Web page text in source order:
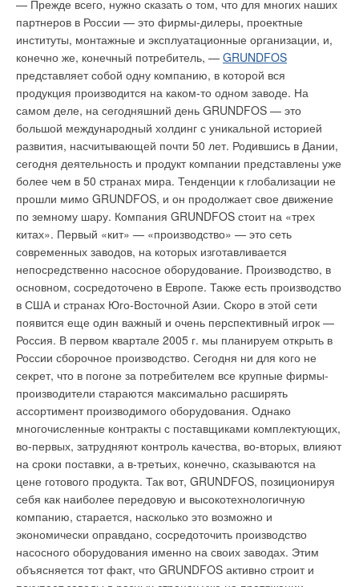
— Прежде всего, нужно сказать о том, что для многих наших
партнеров в России — это фирмы-дилеры, проектные
институты, монтажные и эксплуатационные организации, и,
конечно же, конечный потребитель, — GRUNDFOS
представляет собой одну компанию, в которой вся
продукция производится на каком-то одном заводе. На
самом деле, на сегодняшний день GRUNDFOS — это
большой международный холдинг с уникальной историей
развития, насчитывающей почти 50 лет. Родившись в Дании,
сегодня деятельность и продукт компании представлены уже
более чем в 50 странах мира. Тенденции к глобализации не
прошли мимо GRUNDFOS, и он продолжает свое движение
по земному шару. Компания GRUNDFOS стоит на «трех
китах». Первый «кит» — «производство» — это сеть
современных заводов, на которых изготавливается
непосредственно насосное оборудование. Производство, в
основном, сосредоточено в Европе. Также есть производство
в США и странах Юго-Восточной Азии. Скоро в этой сети
появится еще один важный и очень перспективный игрок —
Россия. В первом квартале 2005 г. мы планируем открыть в
России сборочное производство. Сегодня ни для кого не
секрет, что в погоне за потребителем все крупные фирмы-
производители стараются максимально расширять
ассортимент производимого оборудования. Однако
многочисленные контракты с поставщиками комплектующих,
во-первых, затрудняют контроль качества, во-вторых, влияют
на сроки поставки, а в-третьих, конечно, сказываются на
цене готового продукта. Так вот, GRUNDFOS, позиционируя
себя как наиболее передовую и высокотехнологичную
компанию, старается, насколько это возможно и
экономически оправдано, сосредоточить производство
насосного оборудования именно на своих заводах. Этим
объясняется тот факт, что GRUNDFOS активно строит и
минимуму (конечно, в рамках паспортных значений по
протоку) — температура воды на выходе из колонки будет во
всех кранах постоянной, без перепадов и гидравлических
ударов.
Сегодня это самые компактные проточные газовые
нагреватели в мире, их размеры — 580і310і220 мм. На
российский рынок поставляются две модели мощностью
17,3 кВт — WR10P c пьезорозжигом и WR10G c розжигом от
микрогидрогенератора HydroPower. Компактность и удобство
в эксплуатации высоко оценят и монтажники, и
пользователи. Новый настенный котел Euroline ZW 23-1
отличается как усовершенствованным дизайном, так и
уменьшенными, по сравнению с предыдущей моделью ZW
23, габаритами — 700і400і295 мм. В новой модели
применен трехходовый переключатель с сервоприводом,
установлен трехступенчатый насос и усовершенствован
гидравлический блок. Впервые предлагается рельефный
дизайн панели управления для людей со слабым зрением.
КомпанияBuderus Heiztechnik (Германия) начала поставку
на российский рынок новых атмосферных чугунных котлов
серий G124WS, G234WS. Их бесспорным преимуществом
является возможность стабильной работы в газовых сетях с
низким давлением, что актуально для России.
Котлы работают без снижения мощности до подаваемого
давления газа 10 мбар. При этом серии G124WS и G234WS
сохранили качества, которые принесли популярность сериям
G124 и G234, — надежность, экономичность, компактность и
отличный дизайн. Серия G124WS закрывает диапазон
мощностей от 9 до 32 кВт, серия G234WS — от 38 до 60 кВт.
Все котлы могут быть оснащены системами управления
Logamatic 2107 и Logamatic 4212, а также комбинироваться с
направлением в работе компании. Открытия в смежных
отраслях — электронике, робототехнике, системах
автоматизации, глобальной навигации и спутниковой связи
— позволяют ей создавать наиболее умную и надежную
технику категории «люкс». В течение последних лет
«Мицубиси Электрик» является лидером высоких технологий
в области кондиционирования воздуха. Вся линейка
оборудования относится к классу «люкс». Все кондиционеры
«Мицубиси Электрик» используют принципы fuzzy logic,
отличительными особенностями климатического
оборудования также являются самый низкий уровень шума,
экономичность и высокая надежность.
Основные направления развития систем
кондиционирования
Принципиальных изменений в устройстве кондиционера с
момента запуска в серию сплит-систем в 1961 г. не
происходило. Подавляющее большинство всех
кондиционеров, которые используются в зданиях, устроены
по принципу работы тепловой машины. В наружном блоке
стоит компрессор, который сжимает хладагент (чаще всего
это фреон) до большого давления; сжатый хладагент
превращается в наружном блоке в жидкость, поступает по
медным трубкам во внутренний блок, там она испаряется и
при испарении охлаждает воздух, который через него
проходит.
Газ вновь поступает в наружный блок, и цикл повторяется.
Принцип работы тепловой машины, по которому работает
кондиционер, а точнее, сама физика этого процесса
накладывает некоторые ограничения на работу
кондиционера и которые никаким образом преодолеть
нельзя. Очень часто люди, которые впервые знакомятся с